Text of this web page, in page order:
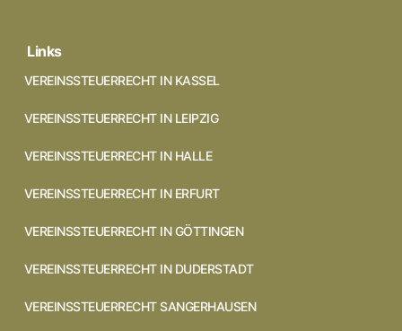
Links
VEREINSSTEUERRECHT IN KASSEL
VEREINSSTEUERRECHT IN LEIPZIG
VEREINSSTEUERRECHT IN HALLE
VEREINSSTEUERRECHT IN ERFURT
VEREINSSTEUERRECHT IN GÖTTINGEN
VEREINSSTEUERRECHT IN DUDERSTADT
VEREINSSTEUERRECHT SANGERHAUSEN